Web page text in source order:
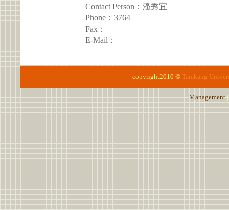
Contact Person：潘秀宜
Phone：3764
Fax：
E-Mail：
copyright2010 © Tamkang
Management